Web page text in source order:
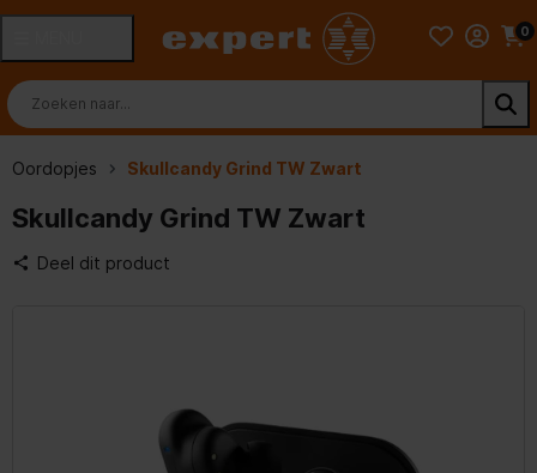
0
Oordopjes Skullcandy Grind TW Zwart
Skullcandy Grind TW Zwart
Deel dit product